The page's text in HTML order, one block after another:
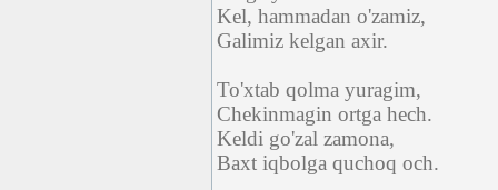
Kel, hammadan o'zamiz,
Galimiz kelgan axir.
To'xtab qolma yuragim,
Chekinmagin ortga hech.
Keldi go'zal zamona,
Baxt iqbolga quchoq och.